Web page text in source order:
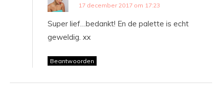
17 december 2017 om 17:23
Super lief…bedankt! En de palette is echt
geweldig. xx
Beantwoorden